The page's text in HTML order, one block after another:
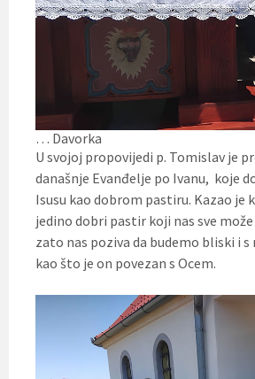
… Davorka
U svojoj propovijedi p. Tomislav je
današnje Evanđelje po Ivanu, koje
Isusu kao dobrom pastiru. Kazao je
jedino dobri pastir koji nas sve
zato nas poziva da budemo bliski i
kao što je on povezan s Ocem.